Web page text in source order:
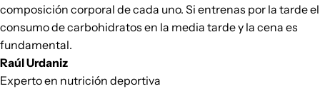
composición corporal de cada uno. Si entrenas por la tarde el
consumo de carbohidratos en la media tarde y la cena es
fundamental.
Raúl Urdaniz
Experto en nutrición deportiva